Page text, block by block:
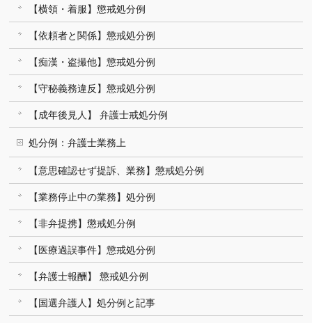
【横領・着服】懲戒処分例
【依頼者と関係】懲戒処分例
【痴漢・盗撮他】懲戒処分例
【守秘義務違反】懲戒処分例
【成年後見人】 弁護士戒処分例
処分例：弁護士業務上
【意思確認せず提訴、業務】懲戒処分例
【業務停止中の業務】処分例
【非弁提携】懲戒処分例
【医療過誤事件】懲戒処分例
【弁護士報酬】 懲戒処分例
【国選弁護人】処分例と記事